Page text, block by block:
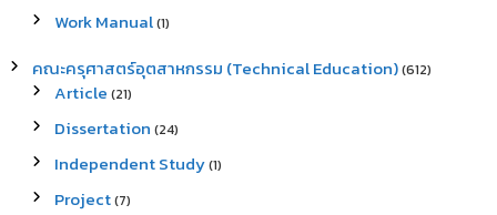
Work Manual(1)
คณะครุศาสตร์อุตสาหกรรม (Technical Education)(612)
Article (21)
Dissertation (24)
Independent Study(1)
Project(7)